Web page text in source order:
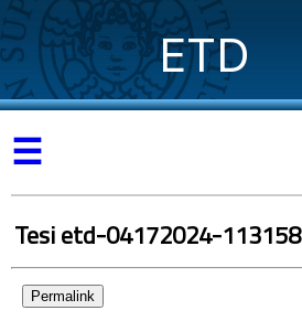
ETD
☰
Tesi etd-04172024-113158
Permalink